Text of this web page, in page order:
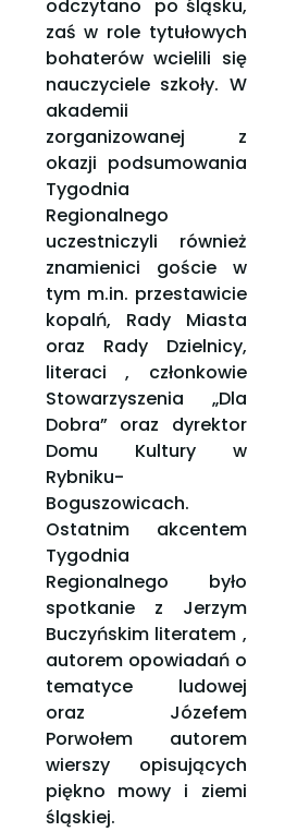
odczytano po śląsku,
zaś w role tytułowych
bohaterów wcielili się
nauczyciele szkoły. W
akademii
zorganizowanej z
okazji podsumowania
Tygodnia
Regionalnego
uczestniczyli również
znamienici goście w
tym m.in. przestawicie
kopalń, Rady Miasta
oraz Rady Dzielnicy,
literaci , członkowie
Stowarzyszenia „Dla
Dobra” oraz dyrektor
Domu Kultury w
Rybniku-
Boguszowicach.
Ostatnim akcentem
Tygodnia
Regionalnego było
spotkanie z Jerzym
Buczyńskim literatem ,
autorem opowiadań o
tematyce ludowej
oraz Józefem
Porwołem autorem
wierszy opisujących
piękno mowy i ziemi
śląskiej.